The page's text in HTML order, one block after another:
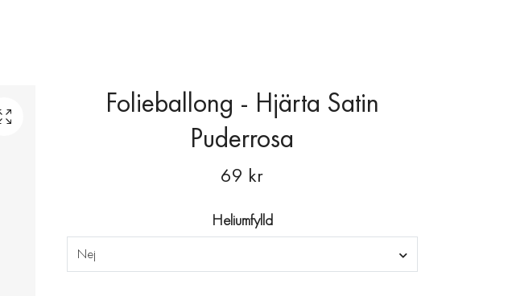
Folieballong - Hjärta Satin
Puderrosa
69 kr
Heliumfylld
Nej